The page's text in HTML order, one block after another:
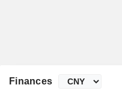
Finances